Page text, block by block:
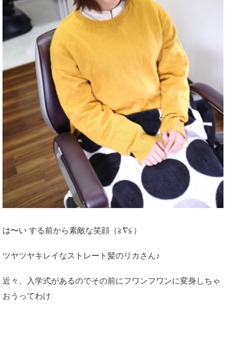
は〜い する前から素敵な笑顔（≧∇≦）
ツヤツヤキレイなストレート髪のリカさん♪
近々、入学式があるのでその前にフワンフワンに変身しちゃ
おうってわけ